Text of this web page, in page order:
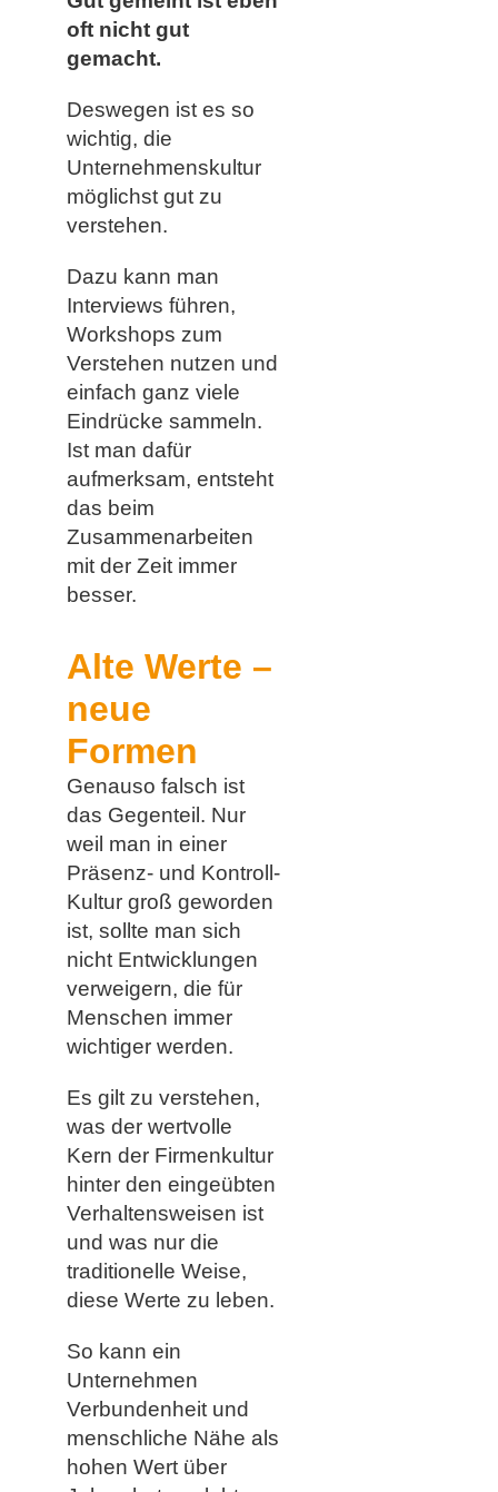
oft nicht gut
gemacht.
Deswegen ist es so
wichtig, die
Unternehmenskultur
möglichst gut zu
verstehen.
Dazu kann man
Interviews führen,
Workshops zum
Verstehen nutzen und
einfach ganz viele
Eindrücke sammeln.
Ist man dafür
aufmerksam, entsteht
das beim
Zusammenarbeiten
mit der Zeit immer
besser.
Alte Werte –
neue
Formen
Genauso falsch ist
das Gegenteil. Nur
weil man in einer
Präsenz- und Kontroll-
Kultur groß geworden
ist, sollte man sich
nicht Entwicklungen
verweigern, die für
Menschen immer
wichtiger werden.
Es gilt zu verstehen,
was der wertvolle
Kern der Firmenkultur
hinter den eingeübten
Verhaltensweisen ist
und was nur die
traditionelle Weise,
diese Werte zu leben.
So kann ein
Unternehmen
Verbundenheit und
menschliche Nähe als
hohen Wert über